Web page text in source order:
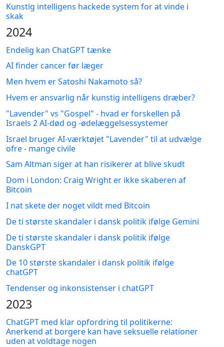
Kunstig intelligens hackede system for at vinde i
skak
2024
Endelig kan ChatGPT tænke
AI finder cancer før læger
Men hvem er Satoshi Nakamoto så?
Hvem er ansvarlig når kunstig intelligens dræber?
"Lavender" vs "Gospel" - hvad er forskellen på
Israels 2 AI-død og -ødelæggelsessystemer
Israel bruger AI-værktøjet "Lavender" til at udvælge
ofre - mange civile
Sam Altman siger at han risikerer at blive skudt
Dom i London: Craig Wright er ikke skaberen af
Bitcoin
I nat skete der noget vildt med Bitcoin
De ti største skandaler i dansk politik ifølge Gemini
De ti største skandaler i dansk politik ifølge
DanskGPT
De 10 største skandaler i dansk politik ifølge
chatGPT
Tendenser og inkonsistenser i chatGPT
2023
ChatGPT med klar opfordring til politikerne:
Anerkend at borgere kan have seksuelle relationer
uden at voldtage nogen